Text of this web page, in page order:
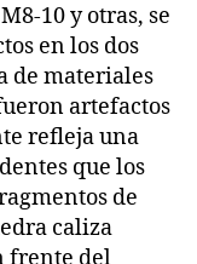
10 y otras, se
en los dos
de materiales
artefactos
refleja una
que los
de
caliza
frente del